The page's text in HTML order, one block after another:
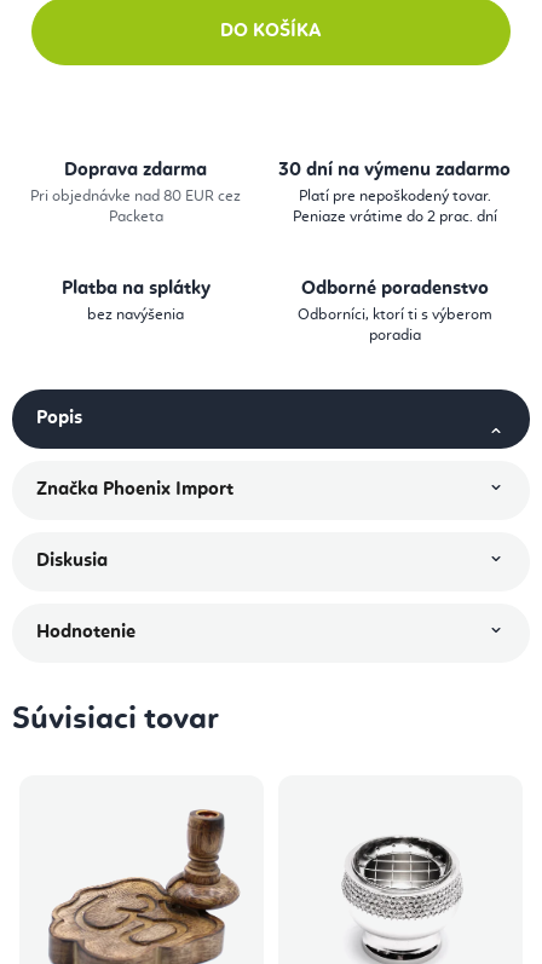
DO KOŠÍKA
Doprava zdarma
Pri objednávke nad 80 EUR cez
Packeta
30 dní na výmenu zadarmo
Platí pre nepoškodený tovar.
Peniaze vrátime do 2 prac. dní
Platba na splátky
bez navýšenia
Odborné poradenstvo
Odborníci, ktorí ti s výberom
poradia
Popis
Značka Phoenix Import
Diskusia
Hodnotenie
Súvisiaci tovar